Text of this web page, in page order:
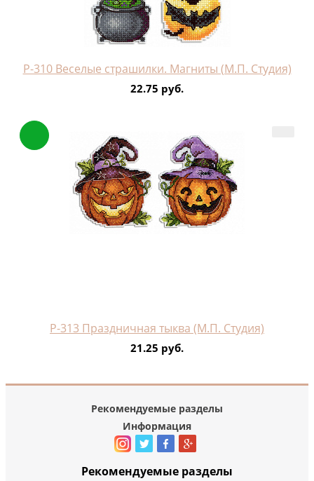
Р-310 Веселые страшилки. Магниты (М.П. Студия)
22.75 руб.
Р-313 Праздничная тыква (М.П. Студия)
21.25 руб.
Рекомендуемые разделы
Информация
Рекомендуемые разделы